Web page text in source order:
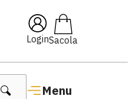
Login
Menu